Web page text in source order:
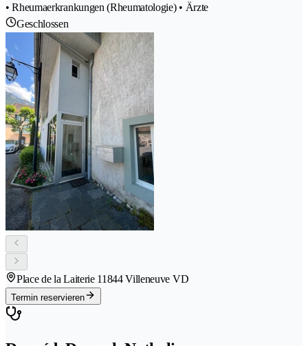
• Rheumaerkrankungen (Rheumatologie) • Ärzte
Geschlossen
Place de la Laiterie 11844 Villeneuve VD
Termin reservieren